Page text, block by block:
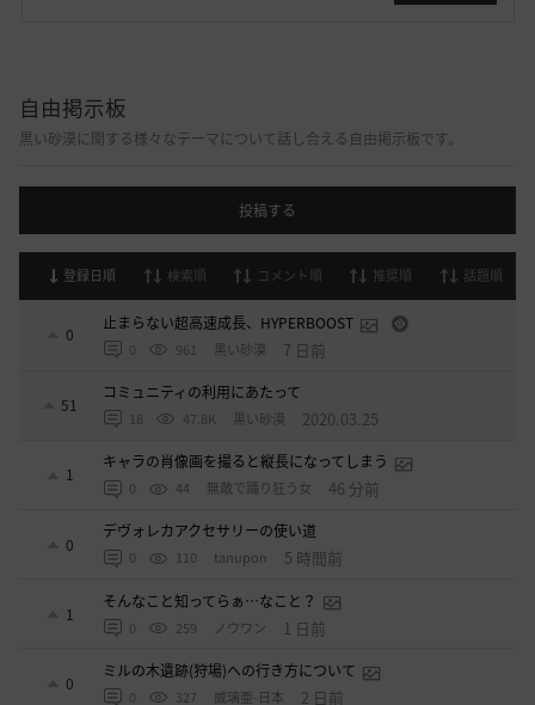
自由掲示板
黒い砂漠に関する様々なテーマについて話し合える自由掲示板です。
投稿する
登録日順 検索順 コメント順 推奨順 話題順
0
止まらない超高速成長、HYPERBOOST
0 961 黒い砂漠 7 日前
51
コミュニティの利用にあたって
18 47.8K 黒い砂漠 2020.03.25
1
キャラの肖像画を撮ると縦長になってしまう
0 44 無敵で踊り狂う女 46 分前
0
デヴォレカアクセサリーの使い道
0 110 tanupon 5 時間前
1
そんなこと知ってらぁ…なこと？
0 259 ノウワン 1 日前
0
ミルの木遺跡(狩場)への行き方について
0 327 威璃亜-日本 2 日前